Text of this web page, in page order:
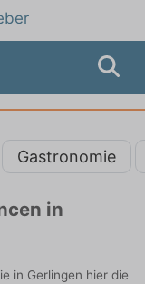
Gastronomie
in
in Gerlingen hier die